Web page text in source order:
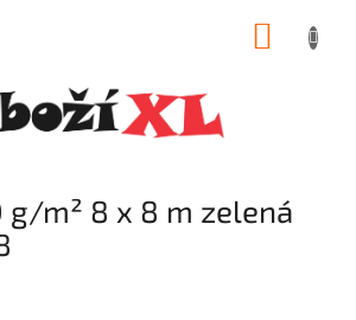
g/m² 8 x 8 m zelená